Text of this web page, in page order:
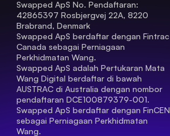
Swapped ApS No. Pendaftaran:
42865397 Rosbjergvej 22A, 8220
Brabrand, Denmark
Swapped ApS berdaftar dengan Fintrac
Canada sebagai Perniagaan
Perkhidmatan Wang.
Swapped ApS adalah Pertukaran Mata
Wang Digital berdaftar di bawah
AUSTRAC di Australia dengan nombor
pendaftaran DCE100879379-001.
Swapped ApS berdaftar dengan FinCEN
sebagai Perniagaan Perkhidmatan
Wang.